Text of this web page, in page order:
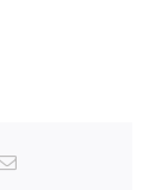
Correo